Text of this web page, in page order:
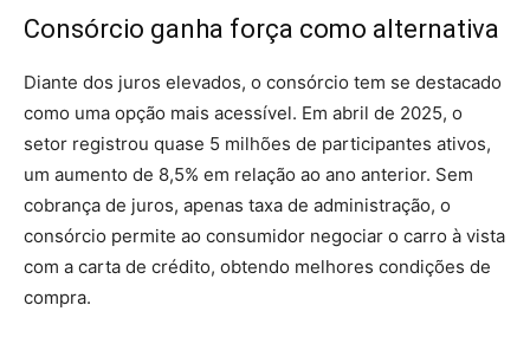
Consórcio ganha força como alternativa
Diante dos juros elevados, o consórcio tem se destacado
como uma opção mais acessível. Em abril de 2025, o
setor registrou quase 5 milhões de participantes ativos,
um aumento de 8,5% em relação ao ano anterior. Sem
cobrança de juros, apenas taxa de administração, o
consórcio permite ao consumidor negociar o carro à vista
com a carta de crédito, obtendo melhores condições de
compra.